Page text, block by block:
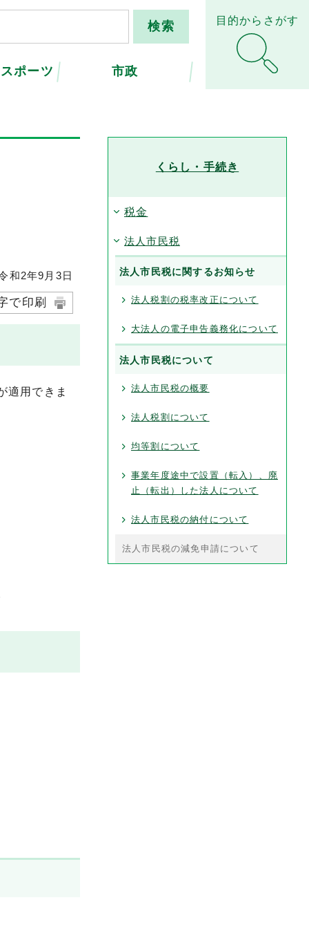
ポーツ 市政
目的からさがす
2年9月3日
で印刷
適用できま
くらし・手続き
税金
法人市民税
法人市民税に関するお知らせ
法人税割の税率改正について
大法人の電子申告義務化について
法人市民税について
法人市民税の概要
法人税割について
均等割について
事業年度途中で設置（転入）、廃
止（転出）した法人について
法人市民税の納付について
法人市民税の減免申請について